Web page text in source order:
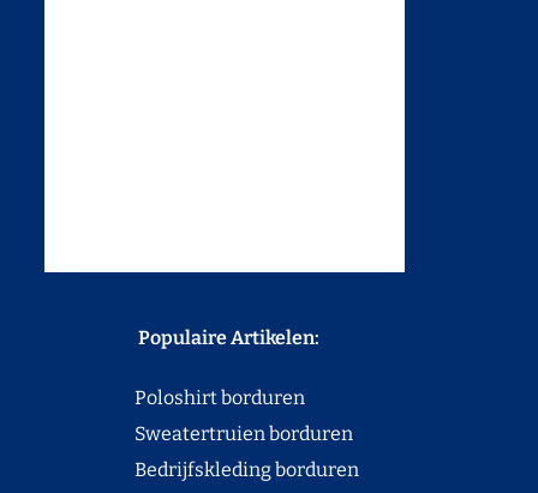
Populaire Artikelen:
Poloshirt borduren
Sweatertruien borduren
Bedrijfskleding borduren